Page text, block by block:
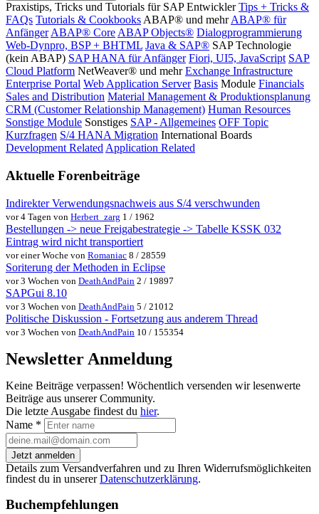
Praxistips, Tricks und Tutorials für SAP Entwickler Tips + Tricks &
FAQs Tutorials & Cookbooks ABAP® und mehr ABAP® für
Anfänger ABAP® Core ABAP Objects® Dialogprogrammierung
Web-Dynpro, BSP + BHTML Java & SAP® SAP Technologie
(kein ABAP) SAP HANA für Anfänger Fiori, UI5, JavaScript SAP
Cloud Platform NetWeaver® und mehr Exchange Infrastructure
Enterprise Portal Web Application Server Basis Module Financials
Sales and Distribution Material Management & Produktionsplanung
CRM (Customer Relationship Management) Human Resources
Sonstige Module Sonstiges SAP - Allgemeines OFF Topic
Kurzfragen S/4 HANA Migration International Boards
Development Related Application Related
Aktuelle Forenbeiträge
Indirekter Verwendungsnachweis aus S/4 verschwunden
vor 4 Tagen von Herbert_zarg 1 / 1962
Bestellungen -> neue Freigabestrategie -> Tabelle KSSK 032
Eintrag wird nicht transportiert
vor einer Woche von Romaniac 8 / 28559
Soriterung der Methoden in Eclipse
vor 3 Wochen von DeathAndPain 2 / 19897
SAPGui 8.10
vor 3 Wochen von DeathAndPain 5 / 21012
Politische Diskussion - Fortsetzung aus anderem Thread
vor 3 Wochen von DeathAndPain 10 / 155354
Newsletter Anmeldung
Keine Beiträge verpassen! Wöchentlich versenden wir lesenwerte
Beiträge aus unserer Community.
Die letzte Ausgabe findest du hier.
Name *
Jetzt anmelden
Details zum Versandverfahren und zu Ihren Widerrufsmöglichkeiten
findest du in unsererDatenschutzerklärung.
Buchempfehlungen